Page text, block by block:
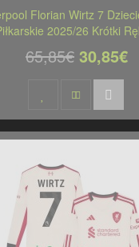
Florian Wirtz 7
2025/26 Krótki
65,85€ 30,85€